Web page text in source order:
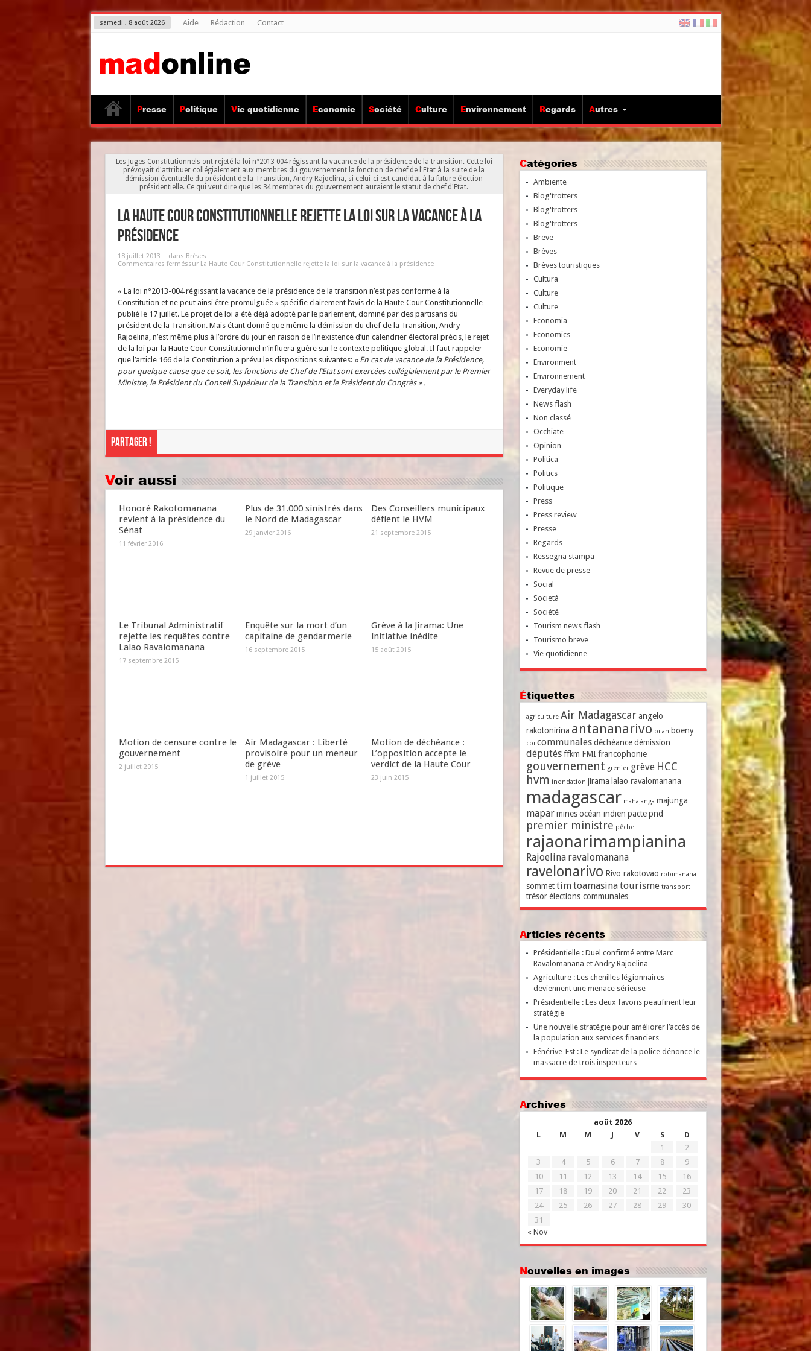
samedi , 8 août 2026 Aide Rédaction Contact
Presse Politique Vie quotidienne Economie Société Culture Environnement Regards Autres
Les Juges Constitutionnels ont rejeté la loi n°2013-004 régissant la vacance de la présidence de la transition. Cette loi
prévoyait d'attribuer collégialement aux membres du gouvernement la fonction de chef de l'Etat à la suite de la
démission éventuelle du président de la Transition, Andry Rajoelina, si celui-ci est candidat à la future élection
présidentielle. Ce qui veut dire que les 34 membres du gouvernement auraient le statut de chef d'Etat.
La Haute Cour Constitutionnelle rejette la loi sur la vacance à la
présidence
18 juillet 2013 dans Brèves
Commentaires ferméssur La Haute Cour Constitutionnelle rejette la loi sur la vacance à la présidence
« La loi n°2013-004 régissant la vacance de la présidence de la transition n’est pas conforme à la
Constitution et ne peut ainsi être promulguée » spécifie clairement l’avis de la Haute Cour Constitutionnelle
publié le 17 juillet. Le projet de loi a été déjà adopté par le parlement, dominé par des partisans du
président de la Transition. Mais étant donné que même la démission du chef de la Transition, Andry
Rajoelina, n’est même plus à l’ordre du jour en raison de l’inexistence d’un calendrier électoral précis, le rejet
de la loi par la Haute Cour Constitutionnel n’influera guère sur le contexte politique global. Il faut rappeler
que l’article 166 de la Constitution a prévu les dispositions suivantes: « En cas de vacance de la Présidence,
pour quelque cause que ce soit, les fonctions de Chef de l’Etat sont exercées collégialement par le Premier
Ministre, le Président du Conseil Supérieur de la Transition et le Président du Congrès » .
Partager !
Voir aussi
Honoré Rakotomanana
revient à la présidence du
Sénat
11 février 2016
Plus de 31.000 sinistrés dans
le Nord de Madagascar
29 janvier 2016
Des Conseillers municipaux
défient le HVM
21 septembre 2015
Le Tribunal Administratif
rejette les requêtes contre
Lalao Ravalomanana
17 septembre 2015
Enquête sur la mort d’un
capitaine de gendarmerie
16 septembre 2015
Grève à la Jirama: Une
initiative inédite
15 août 2015
Motion de censure contre le
gouvernement
2 juillet 2015
Air Madagascar : Liberté
provisoire pour un meneur
de grève
1 juillet 2015
Motion de déchéance :
L’opposition accepte le
verdict de la Haute Cour
23 juin 2015
Catégories
Ambiente
Blog'trotters
Blog'trotters
Blog'trotters
Breve
Brèves
Brèves touristiques
Cultura
Culture
Culture
Economia
Economics
Economie
Environment
Environnement
Everyday life
News flash
Non classé
Occhiate
Opinion
Politica
Politics
Politique
Press
Press review
Presse
Regards
Ressegna stampa
Revue de presse
Social
Società
Société
Tourism news flash
Tourismo breve
Vie quotidienne
Étiquettes
agriculture Air Madagascar angelo
rakotonirina antananarivo bilan boeny
coi communales déchéance démission
députés ffkm FMI francophonie
gouvernement grenier grève HCC
hvm inondation jirama lalao ravalomanana
madagascar mahajanga majunga
mapar mines océan indien pacte pnd
premier ministre pêche
rajaonarimampianina
Rajoelina ravalomanana
ravelonarivo Rivo rakotovao robimanana
sommet timtoamasinatourisme transport
trésor élections communales
Articles récents
Présidentielle : Duel confirmé entre Marc
Ravalomanana et Andry Rajoelina
Agriculture : Les chenilles légionnaires
deviennent une menace sérieuse
Présidentielle : Les deux favoris peaufinent leur
stratégie
Une nouvelle stratégie pour améliorer l’accès de
la population aux services financiers
Fénérive-Est : Le syndicat de la police dénonce le
massacre de trois inspecteurs
Archives
août 2026
L
M M J V S D
« Nov
1
2
3
4 5 6 7 8
9
10
11 12 13 14 15
16
17
18 19 20 21 22
23
24
25 26 27 28 29
30
31
Nouvelles en images